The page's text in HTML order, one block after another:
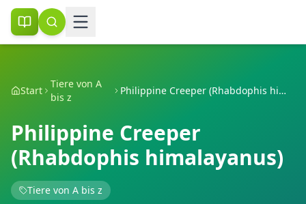
Start
Tiere von A
bis z
Philippine Creeper (Rhabdophis himalayanus)
Philippine Creeper
(Rhabdophis himalayanus)
Tiere von A bis z